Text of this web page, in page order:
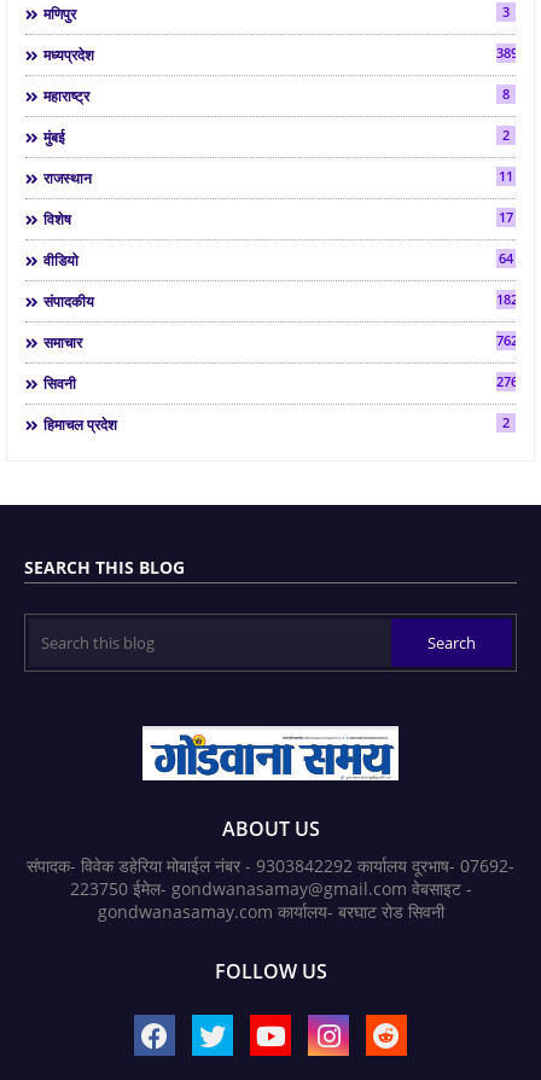
मणिपुर 3
मध्यप्रदेश 3892
महाराष्ट्र 8
मुंबई 2
राजस्थान 11
विशेष 17
वीडियो 64
संपादकीय 182
समाचार 7624
सिवनी 2763
हिमाचल प्रदेश 2
SEARCH THIS BLOG
ABOUT US
संपादक- विवेक डहेरिया मोबाईल नंबर - 9303842292 कार्यालय दूरभाष- 07692-
223750 ईमेल- gondwanasamay@gmail.com वेबसाइट -
gondwanasamay.com कार्यालय- बरघाट रोड सिवनी
FOLLOW US